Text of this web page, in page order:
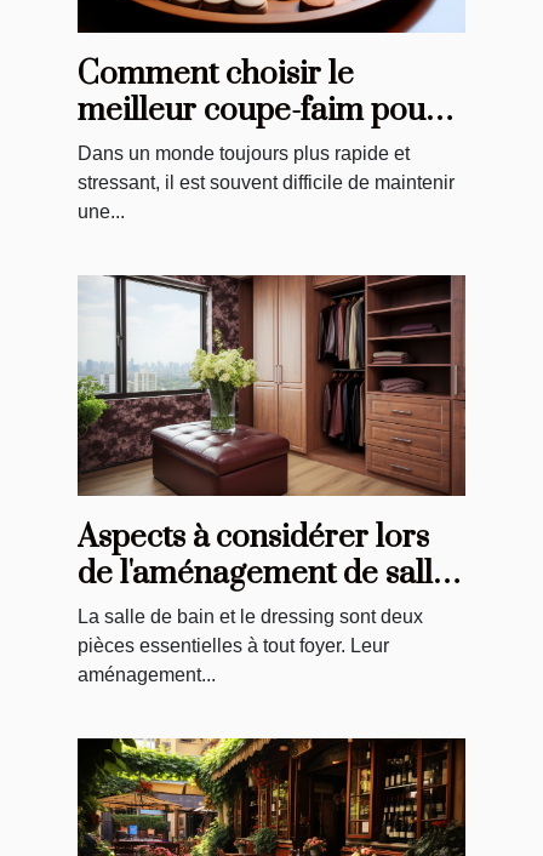
Comment choisir le
meilleur coupe-faim pour
vos besoins spécifiques
Dans un monde toujours plus rapide et
stressant, il est souvent difficile de maintenir
une...
Aspects à considérer lors
de l'aménagement de salles
de bain et de dressings
La salle de bain et le dressing sont deux
pièces essentielles à tout foyer. Leur
aménagement...